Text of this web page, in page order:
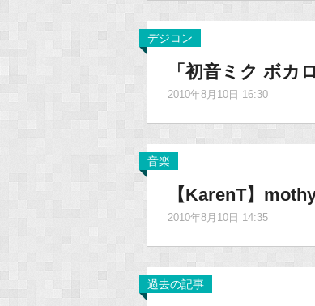
デジコン
「初音ミク ボカ
2010年8月10日 16:30
音楽
【KarenT】
2010年8月10日 14:35
過去の記事